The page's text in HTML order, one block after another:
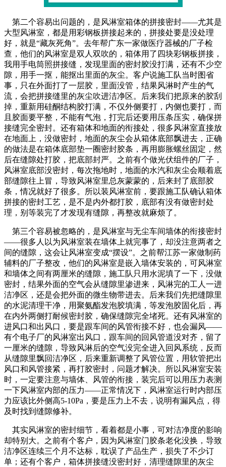
第二个容易出问题的，是风淋室箱体的拼接密封——尤其是
大型风淋室，都是用彩钢板拼接起来的，拼接处要是没处理
好，就是“藏灰死角”。去年帮广东一家做医疗器械的厂子检
查，他们的风淋室是双人双吹的，箱体用了四块彩钢板拼接，
我用手电筒照拼接缝，发现里面的密封胶没打满，还有不少空
隙，用手一抠，能抠出里面的灰尘。客户说施工队当时图省
事，只在外面打了一层胶，里面没管，结果风淋时产生的气
流，会把拼接缝里的灰尘吹进洁净区。后来我们把原来的胶刮
掉，重新用硅酮结构胶打满，不仅外侧要打，内侧也要打，而
且胶面要平整，不能有气泡，打完后还要用压条压实，确保拼
接缝完全密封。还有箱体和地面的衔接处，很多风淋室直接放
在地面上，没做密封，地面的灰尘会从箱体底部飘进去，正确
的做法是在箱体底部垫一圈密封胶条，再用膨胀螺丝固定，然
后在缝隙处打胶，把底部封严。之前有个做光伏组件的厂子，
风淋室底部没密封，每次拖地时，地面的水汽和灰尘会顺着底
部缝隙往上冒，导致风淋室里总灰蒙蒙的，后来封了底部胶
条，情况就好了很多。所以装风淋室前，要跟施工队确认箱体
拼接的密封工艺，是不是内外都打胶，底部有没有做密封处
理，别等装完了才发现有缝隙，再整改就麻烦了。
第三个容易被忽略的，是风淋室与无尘车间墙体的衔接密封
——很多人以为风淋室装在墙体上就完事了，却没注意两者之
间的缝隙，这会让风淋室变成“摆设”。之前帮江苏一家做制药
辅料的厂子整改，他们的风淋室是嵌入墙体安装的，可风淋室
和墙体之间有两厘米的缝隙，施工队只用水泥填了一下，没做
密封，结果外面的空气会从缝隙里渗进来，风淋完的工人一进
洁净区，还是会把外面的微生物带进去。后来我们先把缝隙里
的水泥清理干净，用聚氨酯发泡胶填满，等发泡胶固化后，再
在内外两侧打耐候密封胶，确保缝隙完全堵死。还有风淋室的
进风口和出风口，要是跟车间的风管衔接不好，也会漏风——
有个电子厂的风淋室出风口，跟车间的回风管道没对齐，留了
一厘米的缝隙，导致风淋后的空气没完全进入回风系统，反而
从缝隙里飘回洁净区，后来重新调整了风管位置，用软管把出
风口和风管接紧，再打胶密封，问题才解决。所以风淋室安装
时，一定要注意与墙体、风管的衔接，装完后可以用压力表测
一下风淋室内部的压力——正常情况下，风淋室运行时内部压
力应该比外侧高5-10Pa，要是压力上不去，说明有漏风点，得
及时找到缝隙修补。
其实风淋室的密封细节，看着都是小事，可对洁净度的影响
却特别大。之前有个客户，因为风淋室门胶条老化没换，导致
洁净区连续三个月不达标，耽误了产品生产，损失了不少订
单；还有个客户，箱体拼接缝没密封好，清理缝隙里的灰尘